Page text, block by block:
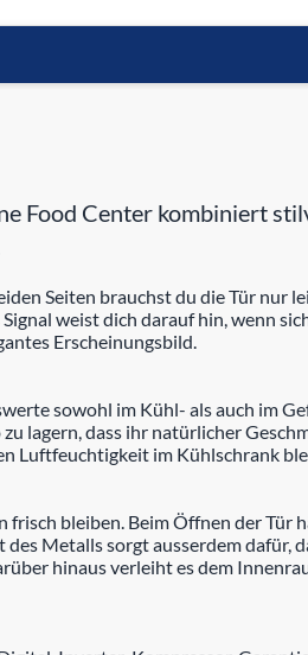
Food Center kombiniert
Seiten brauchst du die Tür nur
weist dich darauf hin, wenn
Erscheinungsbild.
sowohl im Kühl- als auch im
lagern, dass ihr natürlicher
Luftfeuchtigkeit im Kühlschrank
bleiben. Beim Öffnen der Tür
Metalls sorgt ausserdem dafür,
hinaus verleiht es dem